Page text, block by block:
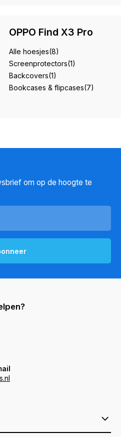
OPPO Find X3 Pro
Alle hoesjes(8)
Screenprotectors(1)
Backcovers(1)
Bookcases & flipcases(7)
om op de hoogte te